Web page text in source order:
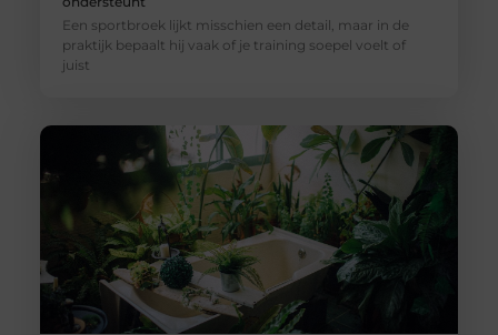
Een sportbroek lijkt misschien een detail, maar in de
praktijk bepaalt hij vaak of je training soepel voelt of
juist